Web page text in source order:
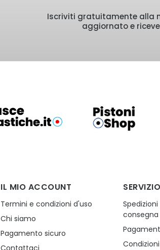
Iscriviti gratuitamente alla
aggiornato e
IL MIO ACCOUNT
Termini e condizioni d'uso
Chi siamo
Pagamento sicuro
consegna